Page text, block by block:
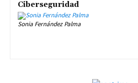
Ciberseguridad
Sonia Fernández Palma